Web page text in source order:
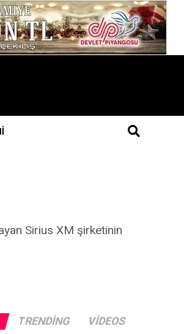
Sirius XM şirketinin
TRENDING VIDEOS